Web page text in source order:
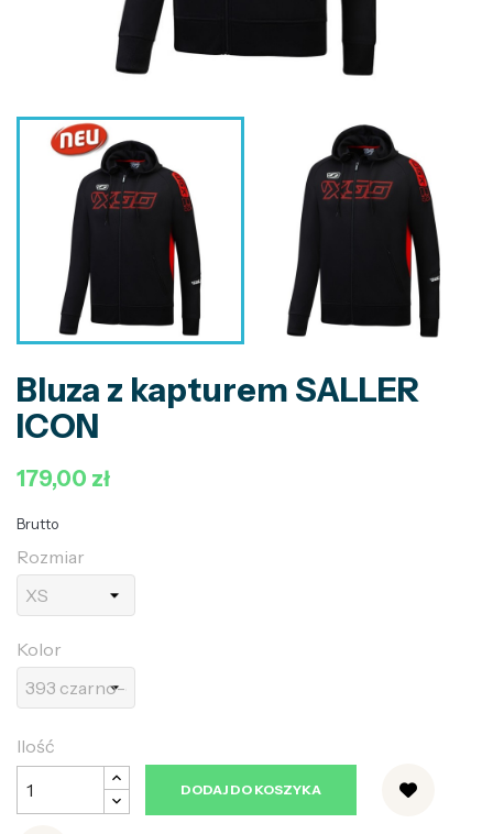
Bluza z kapturem SALLER
ICON
179,00 zł
Brutto
Rozmiar
Kolor
Ilość
DODAJ DO KOSZYKA